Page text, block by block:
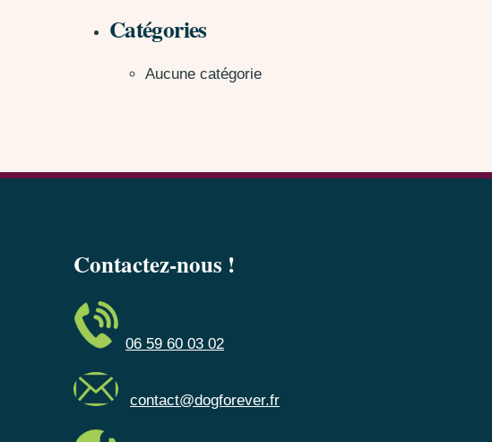
Catégories
Aucune catégorie
Contactez-nous !
06 59 60 03 02
contact@dogforever.fr